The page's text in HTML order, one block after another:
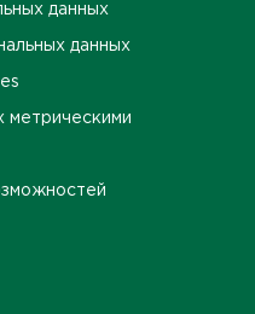
данных
данных
метрическими